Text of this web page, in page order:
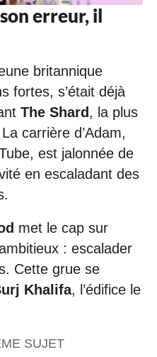
erreur, il
britannique
fortes, s’était déjà
The Shard , la plus
carrière d’Adam,
est jalonnée de
en escaladant des
met le cap sur
: escalader
Cette grue se
Khalifa, l’édifice le
SUJET